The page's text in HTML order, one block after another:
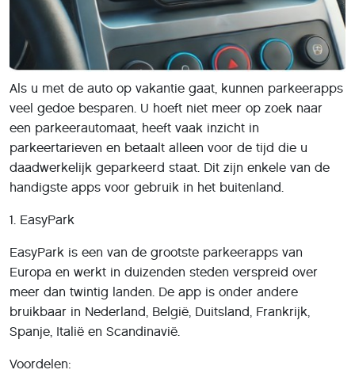
Als u met de auto op vakantie gaat, kunnen parkeerapps
veel gedoe besparen. U hoeft niet meer op zoek naar
een parkeerautomaat, heeft vaak inzicht in
parkeertarieven en betaalt alleen voor de tijd die u
daadwerkelijk geparkeerd staat. Dit zijn enkele van de
handigste apps voor gebruik in het buitenland.
1. EasyPark
EasyPark is een van de grootste parkeerapps van
Europa en werkt in duizenden steden verspreid over
meer dan twintig landen. De app is onder andere
bruikbaar in Nederland, België, Duitsland, Frankrijk,
Spanje, Italië en Scandinavië.
Voordelen: